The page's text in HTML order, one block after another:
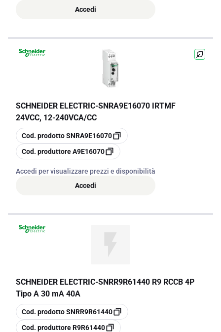
Accedi
SCHNEIDER ELECTRIC-SNRA9E16070 IRTMF
24VCC, 12-240VCA/CC
copia
Cod. prodottoSNRA9E16070
copia
Cod. produttoreA9E16070
Accedi per visualizzare prezzi e disponibilità
Accedi
SCHNEIDER ELECTRIC-SNRR9R61440 R9 RCCB 4P
Tipo A 30 mA 40A
copia
Cod. prodottoSNRR9R61440
copia
Cod. produttoreR9R61440